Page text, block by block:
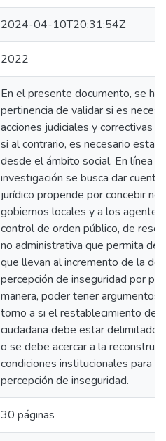
2024-04-10T20:31:54Z
2022
En el presente documento, se
pertinencia de validar si es
acciones judiciales y correctivas
si al contrario, es necesario
desde el ámbito social. En línea
investigación se busca dar
jurídico propende por concebir
gobiernos locales y a los
control de orden público, de
no administrativa que permita
que llevan al incremento de la
percepción de inseguridad por
manera, poder tener
torno a si el restablecimiento de
ciudadana debe estar delimitado
o se debe acercar a la
condiciones institucionales para
percepción de inseguridad.
30 páginas